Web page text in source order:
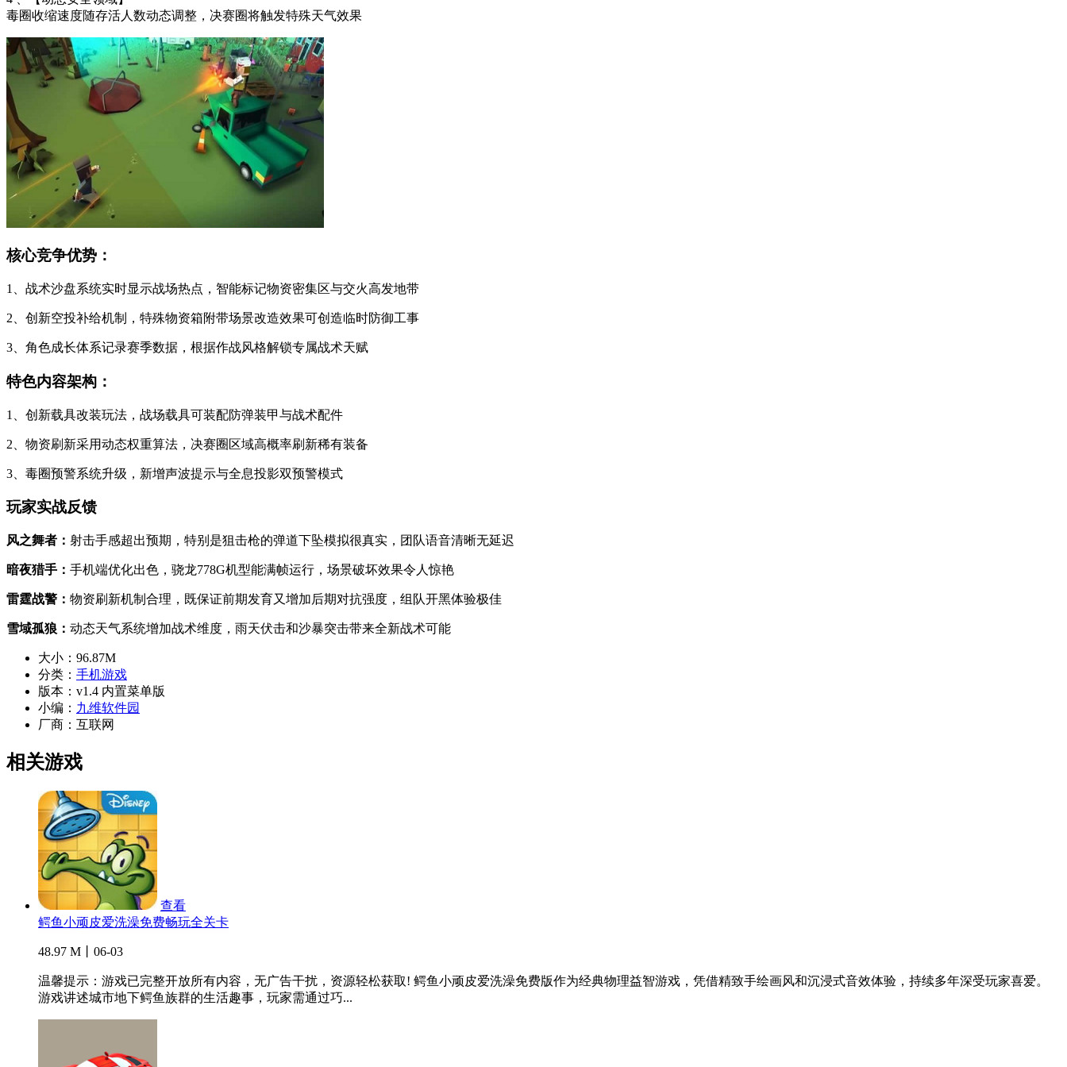
毒圈收缩速度随存活人数动态调整，决赛圈将触发特殊天气效果
核心竞争优势：
1、战术沙盘系统实时显示战场热点，智能标记物资密集区与交火高发地带
2、创新空投补给机制，特殊物资箱附带场景改造效果可创造临时防御工事
3、角色成长体系记录赛季数据，根据作战风格解锁专属战术天赋
特色内容架构：
1、创新载具改装玩法，战场载具可装配防弹装甲与战术配件
2、物资刷新采用动态权重算法，决赛圈区域高概率刷新稀有装备
3、毒圈预警系统升级，新增声波提示与全息投影双预警模式
玩家实战反馈
风之舞者： 射击手感超出预期，特别是狙击枪的弹道下坠模拟很真实，团队语音清晰无延迟
暗夜猎手： 手机端优化出色，骁龙778G机型能满帧运行，场景破坏效果令人惊艳
雷霆战警： 物资刷新机制合理，既保证前期发育又增加后期对抗强度，组队开黑体验极佳
雪域孤狼： 动态天气系统增加战术维度，雨天伏击和沙暴突击带来全新战术可能
大小： 96.87M
分类： 手机游戏
版本： v1.4 内置菜单版
小编： 九维软件园
厂商： 互联网
相关游戏
查看
鳄鱼小顽皮爱洗澡免费畅玩全关卡
48.97 M丨06-03
温馨提示：游戏已完整开放所有内容，无广告干扰，资源轻松获取! 鳄鱼小顽皮爱洗澡免费版作为经典物理益智游戏，凭借精致手绘画风和沉浸式音效体验，持续多年深受玩家喜爱。
游戏讲述城市地下鳄鱼族群的生活趣事，玩家需通过巧...